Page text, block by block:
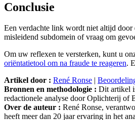
Conclusie
Een verdachte link wordt niet altijd door
misleidend subdomein of vraag om
Om uw reflexen te versterken, kunt u
oriëntatietool om na fraude te reageren.
Artikel door : René Ronse |
Bronnen en methodologie : Dit artikel
redactionele analyse door Oplichterij of
Over de auteur : René Ronse,
heeft meer dan 20 jaar ervaring in het